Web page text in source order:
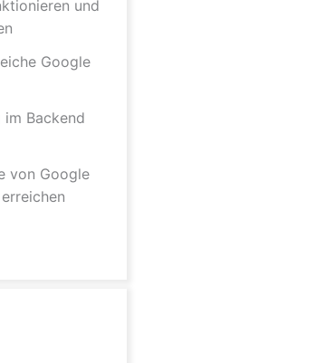
und
Google
Backend
von Google